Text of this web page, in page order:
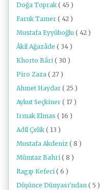
Doğa Toprak ( 45 )
Faruk Tamer ( 42 )
Mustafa Eyyüboğlu ( 42 )
Âkil Ağazâde ( 34 )
Khorto Bâri ( 30 )
Piro Zaza ( 27 )
Ahmet Haydar ( 25 )
Aykut Seçkiner ( 17 )
Irmak Elmas ( 16 )
Adil Çelik ( 13 )
Mustafa Akdeniz ( 8 )
Mümtaz Bahri ( 8 )
Ragıp Kefeci ( 6 )
Düşünce Dünyası'ndan ( 5 )